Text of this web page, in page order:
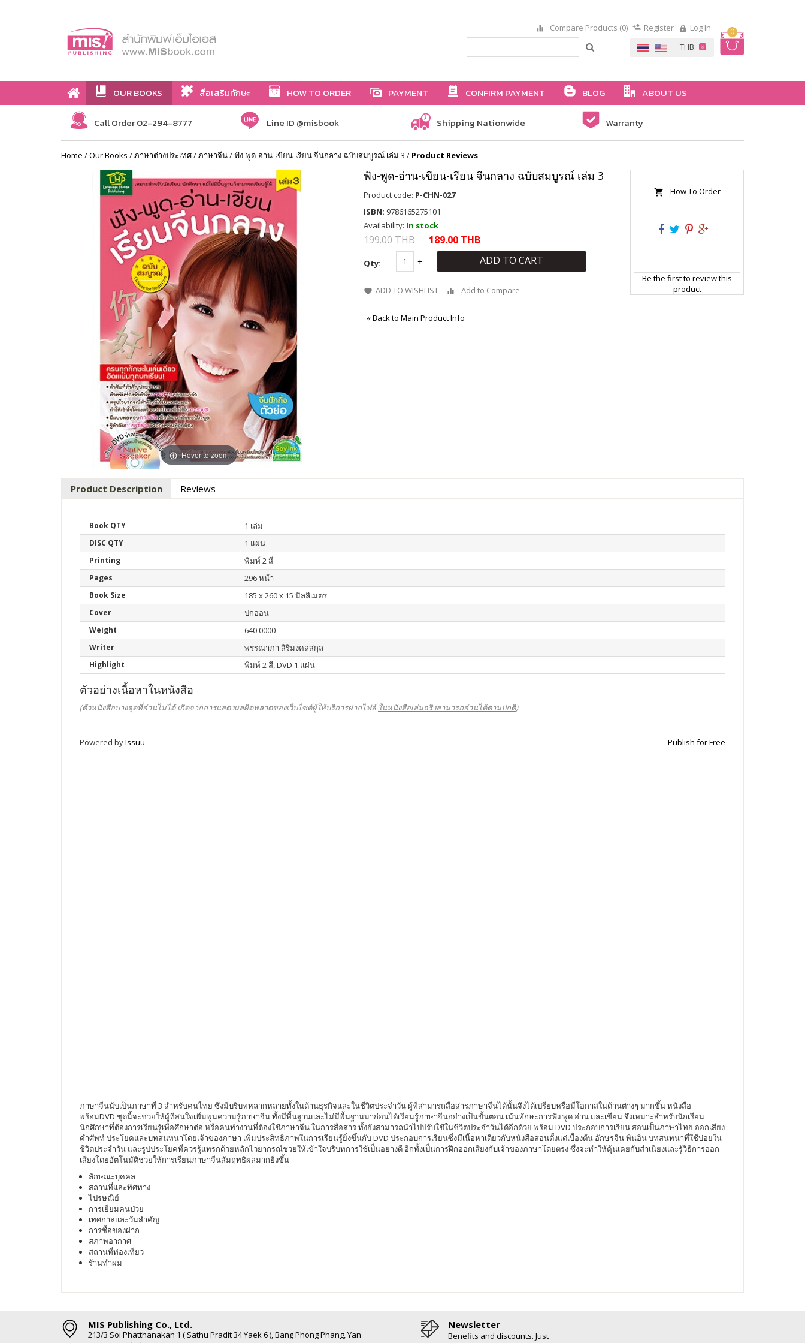
0
Compare Products (0) Register Log In
OUR BOOKS สื่อเสริมทักษะ HOW TO ORDER PAYMENT CONFIRM PAYMENT BLOG ABOUT US
Call Order 02-294-8777 Line ID @misbook Shipping Nationwide Warranty
Home /Our Books /ภาษาต่างประเทศ/ภาษาจีน/ฟัง-พูด-อ่าน-เขียน-เรียน จีนกลาง ฉบับสมบูรณ์ เล่ม 3 / Product Reviews
Hover to zoom
ฟัง-พูด-อ่าน-เขียน-เรียน จีนกลาง ฉบับสมบูรณ์ เล่ม 3
Product code: P-CHN-027
ISBN: 9786165275101
Availability: In stock
199.00 THB 189.00 THB
Qty: ADD TO CART
ADD TO WISHLIST Add to Compare
«Back to Main Product Info
How To Order
Be the first to review this
product
Product Description Reviews
Book QTY 1 เล่ม
DISC QTY 1 แผ่น
Printing พิมพ์ 2 สี
Pages 296 หน้า
Book Size 185 x 260 x 15 มิลลิเมตร
Cover ปกอ่อน
Weight 640.0000
Writer พรรณาภา สิริมงคลสกุล
Highlight พิมพ์ 2 สี, DVD 1 แผ่น
ตัวอย่างเนื้อหาในหนังสือ
(ตัวหนังสือบางจุดที่อ่านไม่ได้ เกิดจากการแสดงผลผิดพลาดของเว็บไซต์ผู้ให้บริการฝากไฟล์ ในหนังสือเล่มจริงสามารถอ่านได้ตามปกติ)
Powered byIssuu Publish for Free
ภาษาจีนนับเป็นภาษาที่ 3 สำหรับคนไทย ซึ่งมีบริบทหลากหลายทั้งในด้านธุรกิจและในชีวิตประจำวัน ผู้ที่สามารถสื่อสารภาษาจีนได้นั้นจึงได้เปรียบหรือมีโอกาสในด้านต่างๆ มากขึ้น หนังสือ
พร้อมDVD ชุดนี้จะช่วยให้ผู้ที่สนใจเพิ่มพูนความรู้ภาษาจีน ทั้งมีพื้นฐานและไม่มีพื้นฐานมาก่อนได้เรียนรู้ภาษาจีนอย่างเป็นขั้นตอน เน้นทักษะการฟัง พูด อ่าน และเขียน จึงเหมาะสำหรับนักเรียน
นักศึกษาที่ต้องการเรียนรู้เพื่อศึกษาต่อ หรือคนทำงานที่ต้องใช้ภาษาจีน ในการสื่อสาร ทั้งยังสามารถนำไปปรับใช้ในชีวิตประจำวันได้อีกด้วย พร้อม DVD ประกอบการเรียน สอนเป็นภาษาไทย ออกเสียง
คำศัพท์ ประโยคและบทสนทนาโดยเจ้าของภาษา เพิ่มประสิทธิภาพในการเรียนรู้ยิ่งขึ้นกับ DVD ประกอบการเรียนซึ่งมีเนื้อหาเดียวกับหนังสือสอนตั้งแต่เบื้องต้น อักษรจีน พินอิน บทสนทนาที่ใช้บ่อยใน
ชีวิตประจำวัน และรูปประโยคที่ควรรู้แทรกด้วยหลักไวยากรณ์ช่วยให้เข้าใจบริบทการใช้เป็นอย่างดี อีกทั้งเป็นการฝึกออกเสียงกับเจ้าของภาษาโดยตรง ซึ่งจะทำให้คุ้นเคยกับสำเนียงและรู้วิธีการออก
เสียงโดยอัตโนมัติช่วยให้การเรียนภาษาจีนสัมฤทธิผลมากยิ่งขึ้น
ลักษณะบุคคล
สถานที่และทิศทาง
ไปรษณีย์
การเยี่ยมคนป่วย
เทศกาลและวันสำคัญ
การซื้อของฝาก
สภาพอากาศ
สถานที่ท่องเที่ยว
ร้านทำผม
MIS Publishing Co., Ltd.
213/3 Soi Phatthanakan 1 ( Sathu Pradit 34 Yaek 6 ), Bang Phong Phang, Yan
Newsletter
Benefits and discounts. Just